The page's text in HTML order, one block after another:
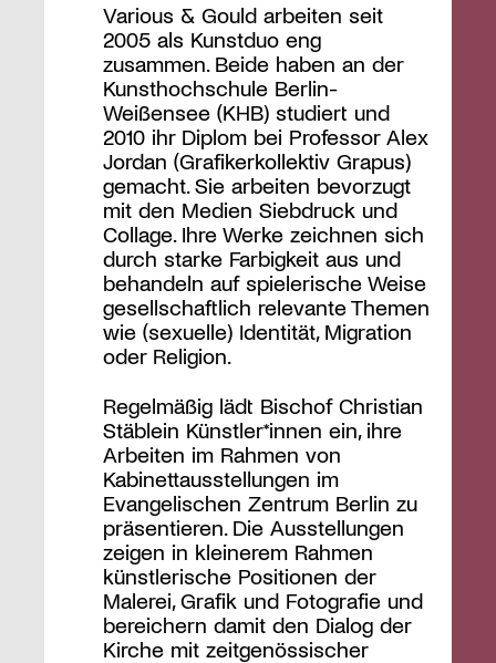
Various & Gould arbeiten seit
2005 als Kunstduo eng
zusammen. Beide haben an der
Kunsthochschule Berlin-
Weißensee (KHB) studiert und
2010 ihr Diplom bei Professor Alex
Jordan (Grafikerkollektiv Grapus)
gemacht. Sie arbeiten bevorzugt
mit den Medien Siebdruck und
Collage. Ihre Werke zeichnen sich
durch starke Farbigkeit aus und
behandeln auf spielerische Weise
gesellschaftlich relevante Themen
wie (sexuelle) Identität, Migration
oder Religion.
Regelmäßig lädt Bischof Christian
Stäblein Künstler*innen ein, ihre
Arbeiten im Rahmen von
Kabinettausstellungen im
Evangelischen Zentrum Berlin zu
präsentieren. Die Ausstellungen
zeigen in kleinerem Rahmen
künstlerische Positionen der
Malerei, Grafik und Fotografie und
bereichern damit den Dialog der
Kirche mit zeitgenössischer